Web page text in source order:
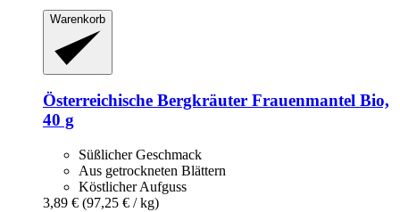
Warenkorb
Österreichische Bergkräuter Frauenmantel Bio,
40 g
Süßlicher Geschmack
Aus getrockneten Blättern
Köstlicher Aufguss
3,89 € (97,25 € / kg)